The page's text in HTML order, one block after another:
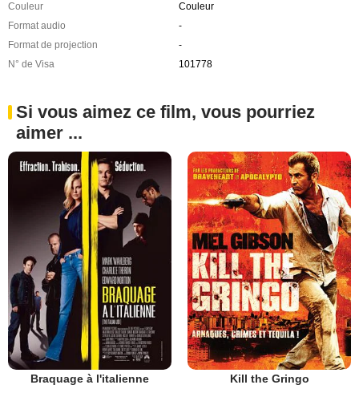
Couleur
Couleur
Format audio
-
Format de projection
-
N° de Visa
101778
Si vous aimez ce film, vous pourriez
aimer ...
Braquage à l'italienne Kill the Gringo